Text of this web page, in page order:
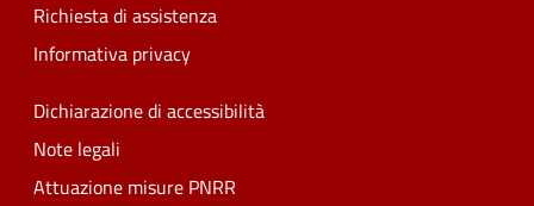
Richiesta di assistenza
Informativa privacy
Dichiarazione di accessibilità
Note legali
Attuazione misure PNRR